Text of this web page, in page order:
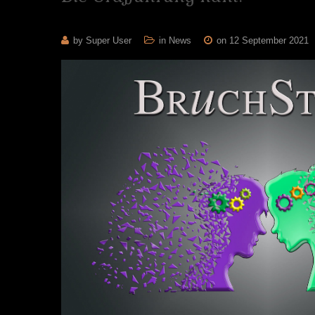
by Super User in News on 12 September 2021